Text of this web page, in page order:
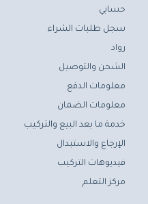
حسابي
سجل طلبات الشراء
رواد
الشحن والتوصيل
معلومات الدفع
معلومات الضمان
خدمة ما بعد البيع والتركيب
الإرجاع والاستبدال
فيديوهات التركيب
مركز التعلم